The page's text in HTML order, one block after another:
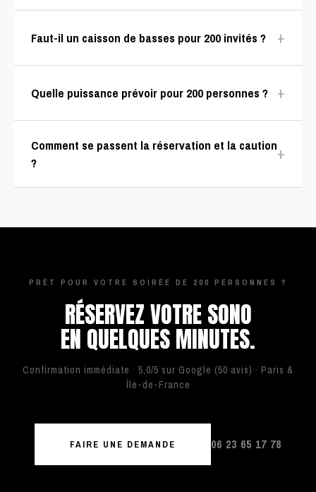
Faut-il un caisson de basses pour 200 invités ? +
Quelle puissance prévoir pour 200 personnes ? +
Comment se passent la réservation et la caution
?
+
PRÊT POUR VOTRE SOIRÉE DE 200 PERSONNES ?
RÉSERVEZ VOTRE SONO
EN QUELQUES MINUTES.
Confirmation immédiate · 5,0/5 sur Google (50 avis) · Paris &
Île-de-France
FAIRE UNE DEMANDE 06 23 65 17 78